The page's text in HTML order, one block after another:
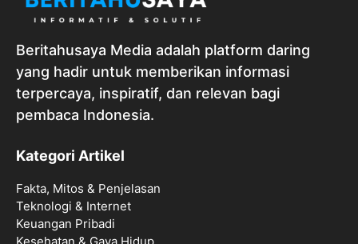
Beritahusaya Media adalah platform daring
yang hadir untuk memberikan informasi
terpercaya, inspiratif, dan relevan bagi
pembaca Indonesia.
Kategori Artikel
Fakta, Mitos & Penjelasan
Teknologi & Internet
Keuangan Pribadi